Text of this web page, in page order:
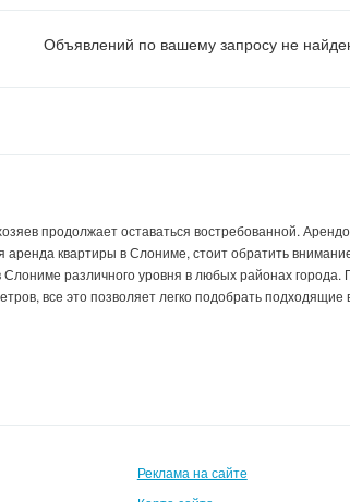
Объявлений по вашему запросу не
продолжает оставаться востребованной.
аренда квартиры в Слониме, стоит обратить
Слониме различного уровня в любых районах
все это позволяет легко подобрать
Реклама на сайте